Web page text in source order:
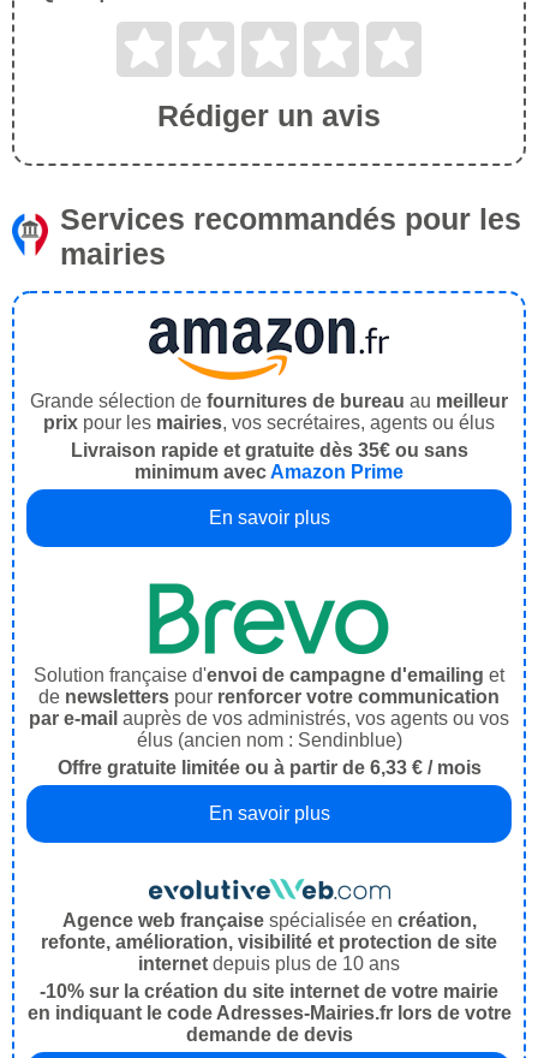
Rédiger un avis
Services recommandés pour les
mairies
Grande sélection de fournitures de bureau au meilleur
prix pour les mairies, vos secrétaires, agents ou élus
Livraison rapide et gratuite dès 35€ ou sans
minimum avecAmazon Prime
En savoir plus
Solution française d'envoi de campagne d'emailing et
de newsletters pour renforcer votre communication
par e-mail auprès de vos administrés, vos agents ou vos
élus (ancien nom : Sendinblue)
Offre gratuite limitée ou à partir de 6,33 € / mois
En savoir plus
Agence web françaisespécialisée en création,
refonte, amélioration, visibilité et protection de site
internet depuis plus de 10 ans
-10% sur la création du site internet de votre mairie
en indiquant le code Adresses-Mairies.fr lors de votre
demande de devis